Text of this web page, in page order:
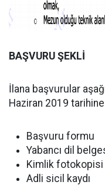
BAŞVURU ŞEKLİ
İlana başvurular
Haziran 2019
Başvuru formu
Yabancı dil
Kimlik fotokopisi
Adli sicil kaydı